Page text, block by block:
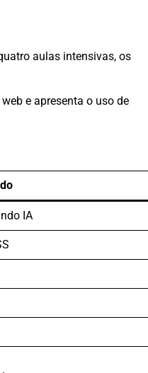
aulas intensivas, os
e apresenta o uso de
IA